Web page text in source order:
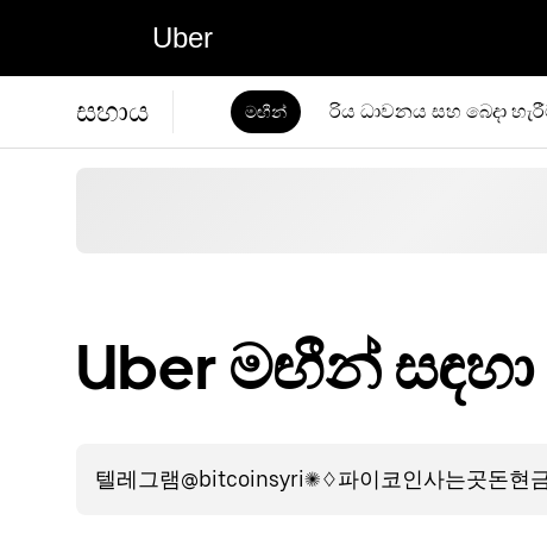
Uber
සහාය මඟීන් රිය ධාවනය සහ බෙදා
Uber මඟීන්